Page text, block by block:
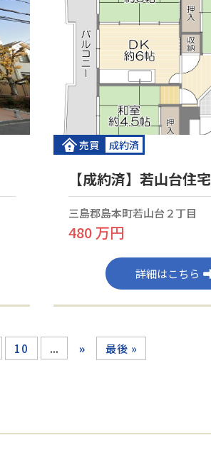
売買 成約済
【成約済】若山台住宅
三島郡島本町若山台２丁目
480 万円
詳細はこちら
10 ... » 最後 »